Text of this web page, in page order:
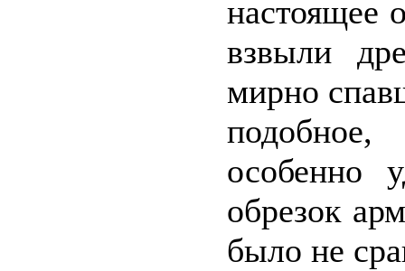
настоящее
взвыли
мирно
особенно
обрезок
было не